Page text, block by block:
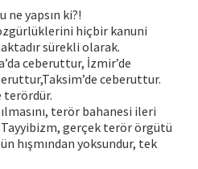
ne yapsın ki?!
hiçbir kanuni
sürekli olarak.
ceberuttur, İzmir’de
ceberuttur.
terördür.
terör bahanesi ileri
gerçek terör örgütü
hışmından yoksundur, tek